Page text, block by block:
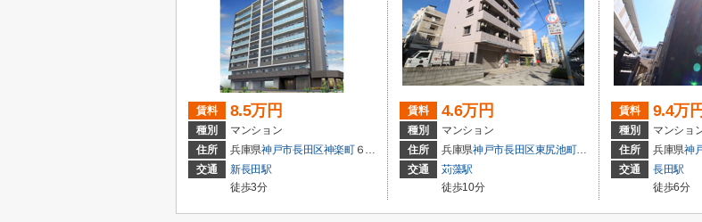
賃料 8.5万円
種別
マンション
住所
兵庫県神戸市長田区神楽町６丁目
交通
新長田駅
徒歩3分
賃料 4.6万円
種別
マンション
住所
兵庫県神戸市長田区東尻池町２丁目
交通
苅藻駅
徒歩10分
賃料 9.4万円
種別
マンショ
住所
兵庫県神
交通
長田駅
徒歩6分